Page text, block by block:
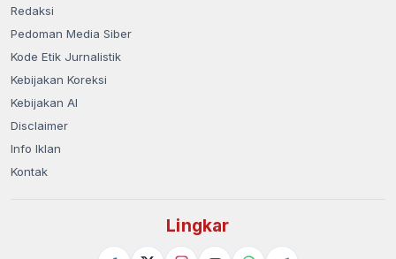
Redaksi
Pedoman Media Siber
Kode Etik Jurnalistik
Kebijakan Koreksi
Kebijakan AI
Disclaimer
Info Iklan
Kontak
Lingkar